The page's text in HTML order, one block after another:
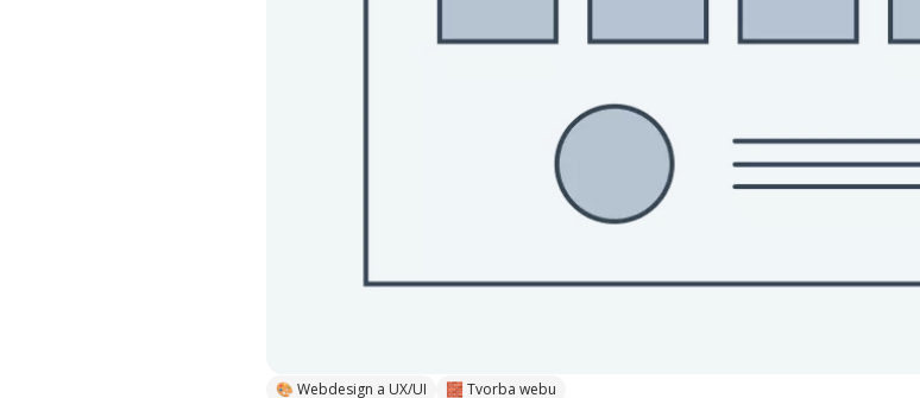
🎨 Webdesign a UX/UI 🧱 Tvorba webu